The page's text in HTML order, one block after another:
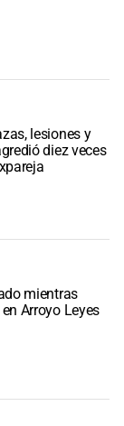
lesiones y
diez veces
mientras
Arroyo Leyes